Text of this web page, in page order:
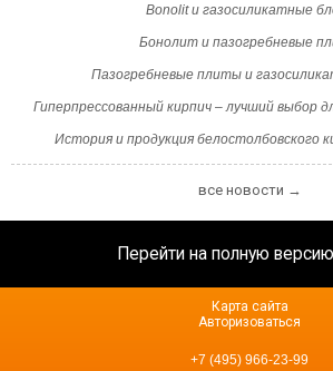
Bonolit и газосиликатные
Бонолит и пазогребневые
Пазогребневые плиты и
Гиперпрессованный кирпич – лучший выбор
История и продукция белостолбовского
все новости →
Перейти на полную
+7 (495) 966-23-99
Карта сайта
Авторизоваться